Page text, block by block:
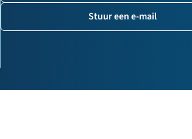
Stuur een e-mail